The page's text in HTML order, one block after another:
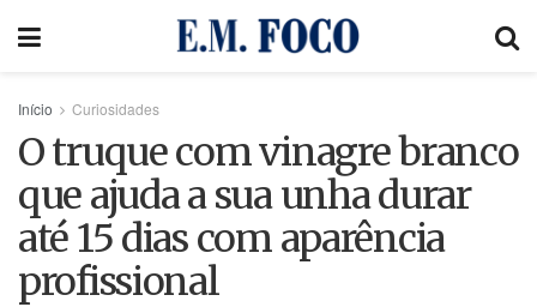
Início Curiosidades
O truque com vinagre branco
que ajuda a sua unha durar
até 15 dias com aparência
profissional